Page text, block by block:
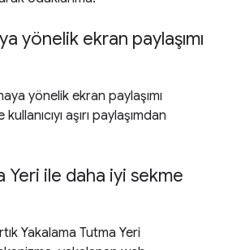
yönelik ekran paylaşımı
yönelik ekran paylaşımı
aşırı paylaşımdan
Yeri ile daha iyi sekme
Yakalama Tutma Yeri